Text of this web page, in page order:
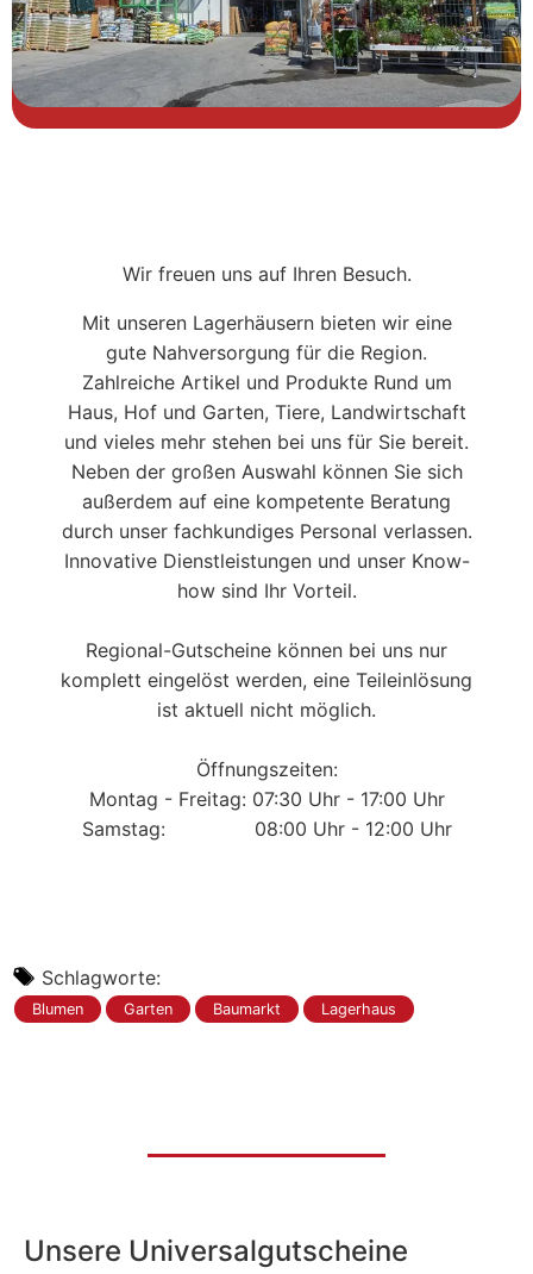
Wir freuen uns auf Ihren Besuch.
Mit unseren Lagerhäusern bieten wir eine
gute Nahversorgung für die Region.
Zahlreiche Artikel und Produkte Rund um
Haus, Hof und Garten, Tiere, Landwirtschaft
und vieles mehr stehen bei uns für Sie bereit.
Neben der großen Auswahl können Sie sich
außerdem auf eine kompetente Beratung
durch unser fachkundiges Personal verlassen.
Innovative Dienstleistungen und unser Know-
how sind Ihr Vorteil.
Regional-Gutscheine können bei uns nur
komplett eingelöst werden, eine Teileinlösung
ist aktuell nicht möglich.
Öffnungszeiten:
Montag - Freitag: 07:30 Uhr - 17:00 Uhr
Samstag: 08:00 Uhr - 12:00 Uhr
Schlagworte:
Blumen Garten Baumarkt Lagerhaus
Unsere Universalgutscheine